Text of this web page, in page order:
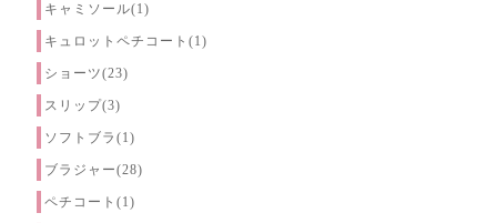
キャミソール(1)
キュロットペチコート(1)
ショーツ(23)
スリップ(3)
ソフトブラ(1)
ブラジャー(28)
ペチコート(1)